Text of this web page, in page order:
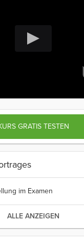
GRATIS TESTEN
im Examen
ALLE ANZEIGEN